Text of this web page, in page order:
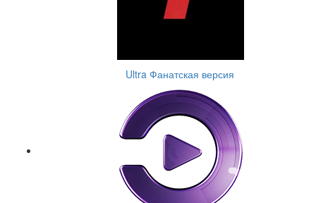
Ultra Фанатская версия